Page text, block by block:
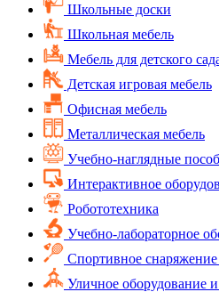
Школьные доски
Школьная мебель
Мебель для детского
Детская игровая мебель
Офисная мебель
Металлическая мебель
Учебно-наглядные
Интерактивное
Робототехника
Учебно-лабораторное
Спортивное
Уличное оборудование